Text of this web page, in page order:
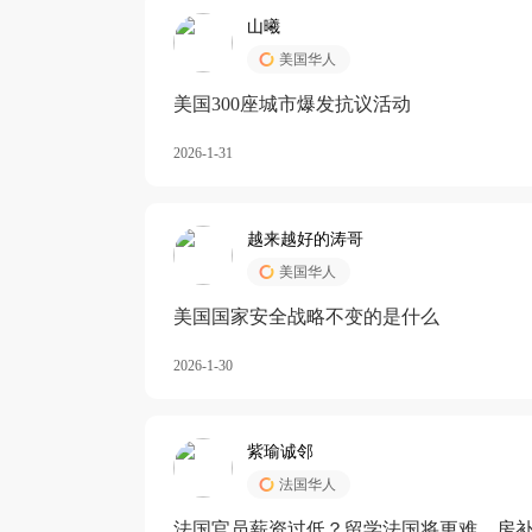
山曦
美国华人
美国300座城市爆发抗议活动
2026-1-31
越来越好的涛哥
美国华人
美国国家安全战略不变的是什么
2026-1-30
紫瑜诚邻
法国华人